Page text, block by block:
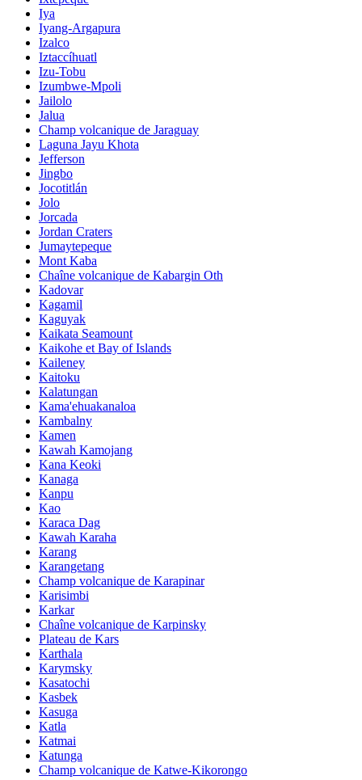
Iya
Iyang-Argapura
Izalco
Iztaccíhuatl
Izu-Tobu
Izumbwe-Mpoli
Jailolo
Jalua
Champ volcanique de Jaraguay
Laguna Jayu Khota
Jefferson
Jingbo
Jocotitlán
Jolo
Jorcada
Jordan Craters
Jumaytepeque
Mont Kaba
Chaîne volcanique de Kabargin Oth
Kadovar
Kagamil
Kaguyak
Kaikata Seamount
Kaikohe et Bay of Islands
Kaileney
Kaitoku
Kalatungan
Kama'ehuakanaloa
Kambalny
Kamen
Kawah Kamojang
Kana Keoki
Kanaga
Kanpu
Kao
Karaca Dag
Kawah Karaha
Karang
Karangetang
Champ volcanique de Karapinar
Karisimbi
Karkar
Chaîne volcanique de Karpinsky
Plateau de Kars
Karthala
Karymsky
Kasatochi
Kasbek
Kasuga
Katla
Katmai
Katunga
Champ volcanique de Katwe-Kikorongo